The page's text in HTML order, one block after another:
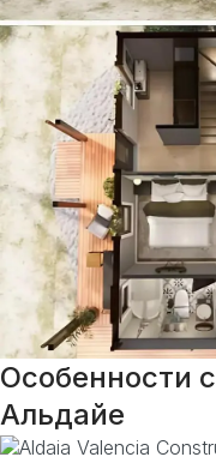
Особенности
Альдайе